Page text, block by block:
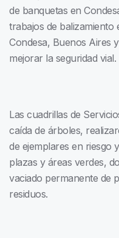
de banquetas en
trabajos de
Condesa, Buenos Aires
mejorar la seguridad vial.
Las cuadrillas de
caída de árboles,
de ejemplares en riesgo
plazas y áreas verdes,
vaciado permanente de
residuos.